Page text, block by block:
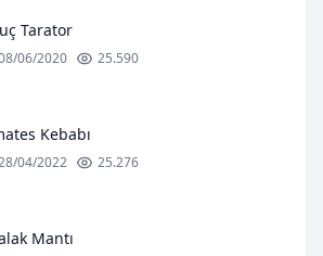
Tarator
06/2020 25.590
Kebabı
04/2022 25.276
Mantı